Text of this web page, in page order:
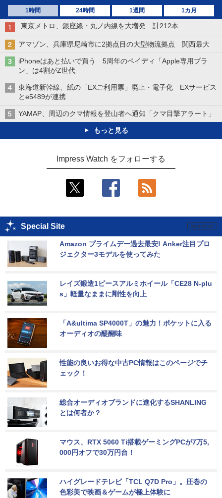
1時間 24時間 1週間 1カ月
東京メトロ、銀座線・丸ノ内線を大増発 計212本
アマゾン、兵庫県尼崎市に2拠点目の大型物流拠点 関西最大
iPhoneはあと払いで買う 5周年のペイディ「Apple専用プラ
ン」は4割がZ世代
東海道新幹線、紙の「EXご利用票」廃止・電子化 EXサービス
とe5489が連携
YAMAP、周辺のクマ情報を登山者へ通知「クマ目撃アラート」
もっと見る
Impress Watch をフォローする
Special Site
Amazon プライムデー過去最安! Anker注目プロ
ジェクター3モデルを使ってみた
レイズ鍛造1ピースアルミホイール「CE28 N-plu
s」軽量なままに剛性を向上
「A&ultima SP4000T」の魅力！ポケットに入る
オーディオの醍醐味
性能の良いお得な中古PC情報はこのページでチ
ェック！
総合オーディオブランドに進化するSHANLING
とは何者か？
マウス、RTX 5060 Ti搭載ゲーミングPCが7万5,
000円オフで30万円台！
ハイグレードテレビ「TCL Q7D Pro」。圧巻の
色彩美で映画＆ゲームが極上体験に